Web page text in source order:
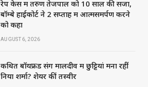
रेप केस में तरुण तेजपाल को 10 साल की सजा,
बॉम्बे हाईकोर्ट ने 2 सप्ताह में आत्मसमर्पण करने
को कहा
AUGUST 6, 2026
कथित बॉयफ्रेंड संग मालदीव में छुट्टियां मना रहीं
निया शर्मा? शेयर कीं तस्वीरें